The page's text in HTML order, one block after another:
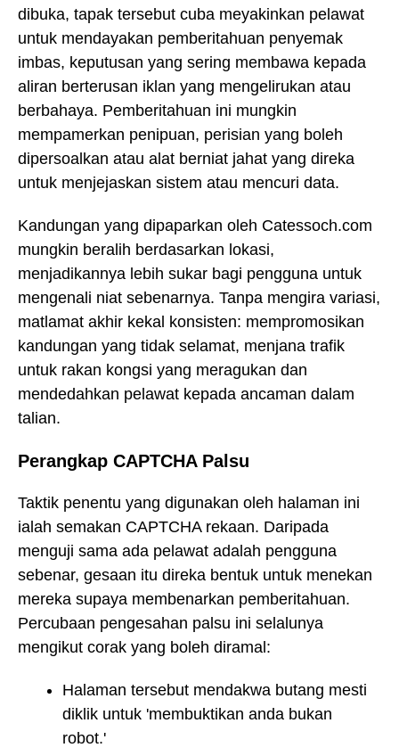
dibuka, tapak tersebut cuba meyakinkan pelawat
untuk mendayakan pemberitahuan penyemak
imbas, keputusan yang sering membawa kepada
aliran berterusan iklan yang mengelirukan atau
berbahaya. Pemberitahuan ini mungkin
mempamerkan penipuan, perisian yang boleh
dipersoalkan atau alat berniat jahat yang direka
untuk menjejaskan sistem atau mencuri data.
Kandungan yang dipaparkan oleh Catessoch.com
mungkin beralih berdasarkan lokasi,
menjadikannya lebih sukar bagi pengguna untuk
mengenali niat sebenarnya. Tanpa mengira variasi,
matlamat akhir kekal konsisten: mempromosikan
kandungan yang tidak selamat, menjana trafik
untuk rakan kongsi yang meragukan dan
mendedahkan pelawat kepada ancaman dalam
talian.
Perangkap CAPTCHA Palsu
Taktik penentu yang digunakan oleh halaman ini
ialah semakan CAPTCHA rekaan. Daripada
menguji sama ada pelawat adalah pengguna
sebenar, gesaan itu direka bentuk untuk menekan
mereka supaya membenarkan pemberitahuan.
Percubaan pengesahan palsu ini selalunya
mengikut corak yang boleh diramal:
Halaman tersebut mendakwa butang mesti
diklik untuk 'membuktikan anda bukan
robot.'